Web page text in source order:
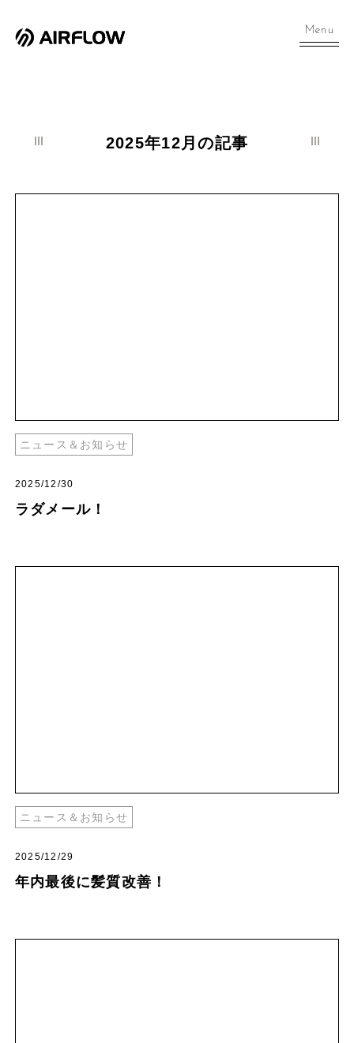
Menu
2025年12月の記事
ニュース＆お知らせ
2025/12/30
ラダメール！
ニュース＆お知らせ
2025/12/29
年内最後に髪質改善！